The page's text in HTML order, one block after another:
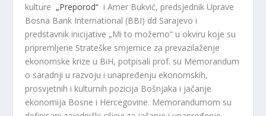
kulture „Preporod“ i Amer Bukvić, predsjednik Uprave
Bosna Bank International (BBI) dd Sarajevo i
predstavnik inicijative „Mi to možemo“ u okviru koje su
pripremljene Strateške smjernice za prevazilaženje
ekonomske krize u BiH, potpisali prof. su Memorandum
o saradnji u razvoju i unapređenju ekonomskih,
prosvjetnih i kulturnih pozicija Bošnjaka i jačanje
ekonomija Bosne i Hercegovine. Memorandumom su